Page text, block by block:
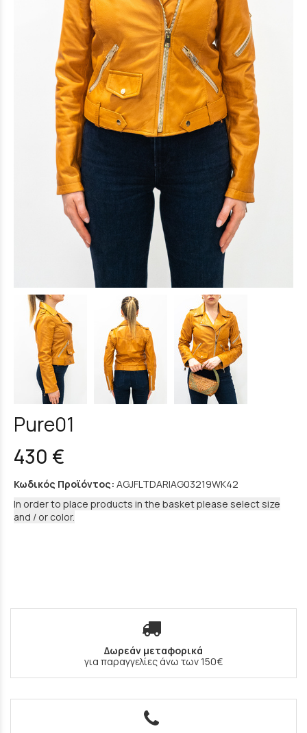
Pure01
430 €
Κωδικός Προϊόντος: AGJFLTDARIAG03219WK42
In order to place products in the basket please select size
and / or color.
Δωρεάν μεταφορικά
για παραγγελίες άνω των 150€